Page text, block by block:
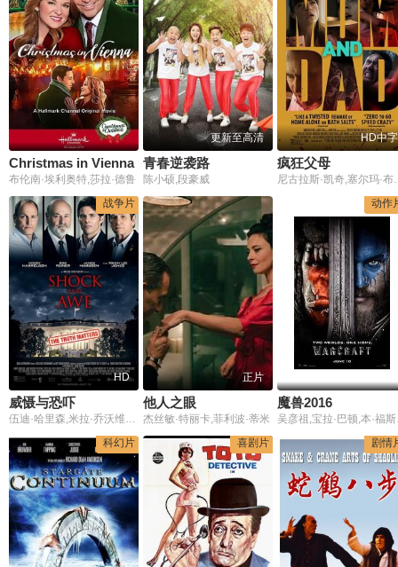
Christmas in Vienna
布伦南·埃利奥特,莎拉·德鲁
更新至高清
青春逆袭路
陈小硕,段豪威
HD中字
疯狂父母
尼古拉斯·凯奇,塞尔玛·布莱尔,安妮·文特斯,兰斯·亨利克森,
战争片
HD
威慑与恐吓
伍迪·哈里森,米拉·乔沃维奇,杰西卡·贝尔,詹姆斯·麦斯登,汤米·李·琼斯,罗伯·莱纳,理查德·希夫,斯蒂芬·考特尔,阿尔·萨皮恩扎,斯蒂芬妮·奥诺雷,特瑞·韦伯,阿瓦·桑塔纳,凯特·巴特勒,韦恩·佩雷
正片
他人之眼
杰丝敏·特丽卡,菲利波·蒂米
动作
魔兽2016
吴彦
科幻片
喜剧片 剧情